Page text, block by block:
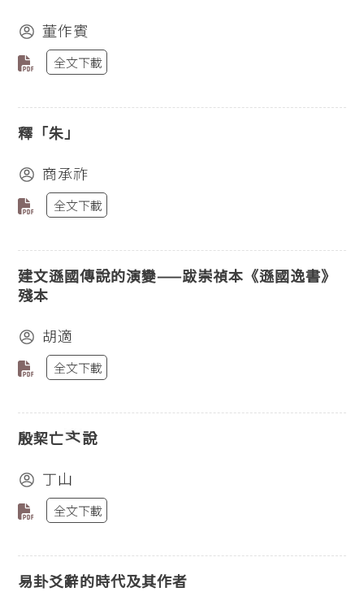
董作賓
全文下載
釋「朱」
商承祚
全文下載
建文遜國傳說的演變——跋崇禎本《遜國逸書》
殘本
胡適
全文下載
殷栔亡
說
丁山
全文下載
易卦爻辭的時代及其作者